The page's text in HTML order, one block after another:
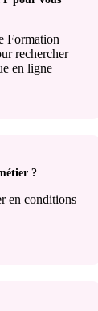
Formation
rechercher
en ligne
?
en conditions